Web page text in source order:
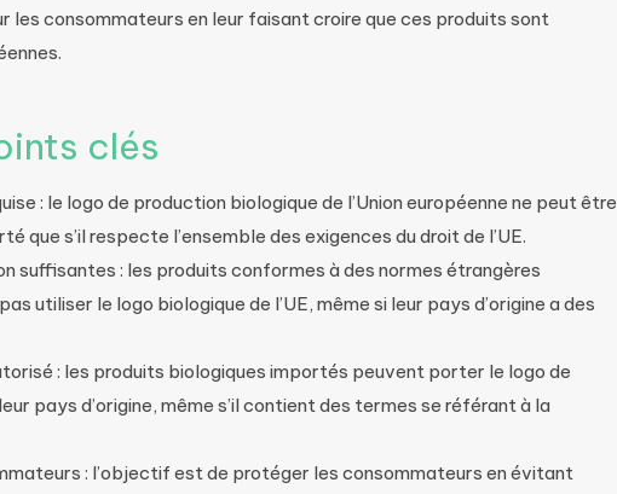
les consommateurs en leur faisant croire que ces produits sont
clés
: le logo de production biologique de l’Union européenne ne peut être
que s’il respecte l’ensemble des exigences du droit de l’UE.
suffisantes : les produits conformes à des normes étrangères
utiliser le logo biologique de l’UE, même si leur pays d’origine a des
: les produits biologiques importés peuvent porter le logo de
pays d’origine, même s’il contient des termes se référant à la
: l’objectif est de protéger les consommateurs en évitant